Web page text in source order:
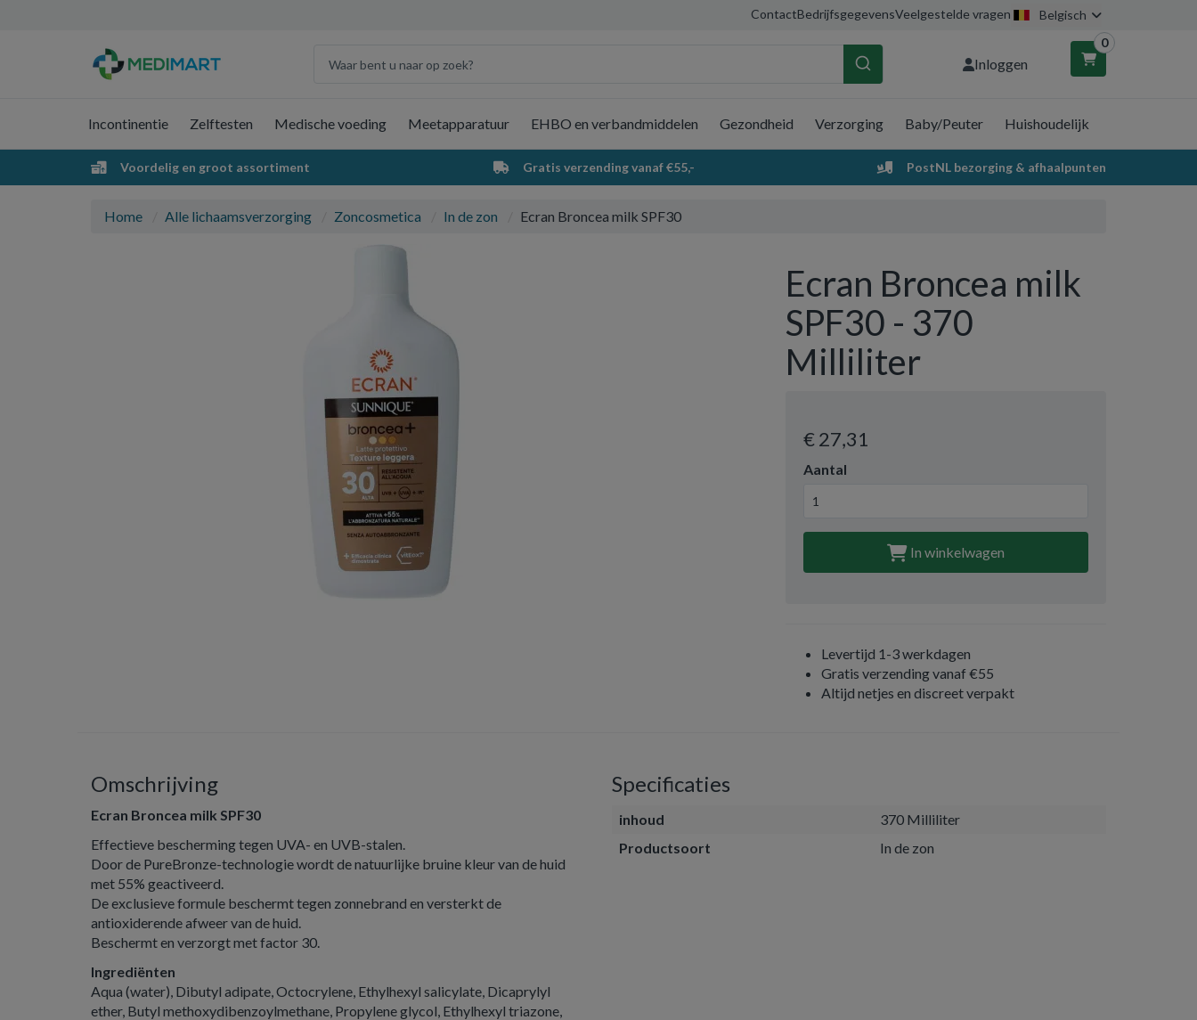
ContactBedrijfsgegevensVeelgestelde vragen Belgisch
Inloggen
0
Winkelwagen
Incontinentie Zelftesten Medische voeding Meetapparatuur EHBO en verbandmiddelen Gezondheid Verzorging Baby/Peuter Huishoudelijk
Voordelig en groot assortiment Gratis verzending vanaf €55,- PostNL bezorging & afhaalpunten
Home Alle lichaamsverzorging Zoncosmetica In de zon Ecran Broncea milk SPF30
Ecran Broncea milk
SPF30 - 370
Milliliter
€ 27,31
Aantal
In winkelwagen
Levertijd 1-3 werkdagen
Gratis verzending vanaf €55
Altijd netjes en discreet verpakt
Omschrijving
Ecran Broncea milk SPF30
Effectieve bescherming tegen UVA- en UVB-stalen.
Door de PureBronze-technologie wordt de natuurlijke bruine kleur van de huid
met 55% geactiveerd.
De exclusieve formule beschermt tegen zonnebrand en versterkt de
antioxiderende afweer van de huid.
Beschermt en verzorgt met factor 30.
Ingrediënten
Aqua (water), Dibutyl adipate, Octocrylene, Ethylhexyl salicylate, Dicaprylyl
ether, Butyl methoxydibenzoylmethane, Propylene glycol, Ethylhexyl triazone,
Specificaties
inhoud
370 Milliliter
Productsoort
In de zon